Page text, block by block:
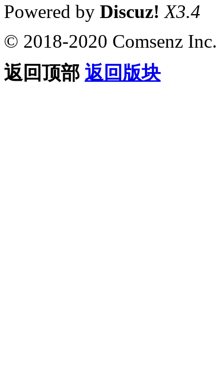
Powered by Discuz! X3.4
© 2018-2020 Comsenz Inc.
返回顶部 返回版块